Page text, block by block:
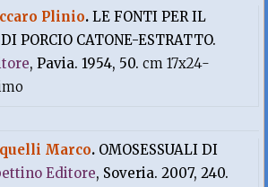
Plinio.LE FONTI PER IL
PORCIO CATONE-ESTRATTO.
, Pavia. 1954, 50.cm 17x24-
Marco. OMOSESSUALI DI
Editore, Soveria. 2007, 240.